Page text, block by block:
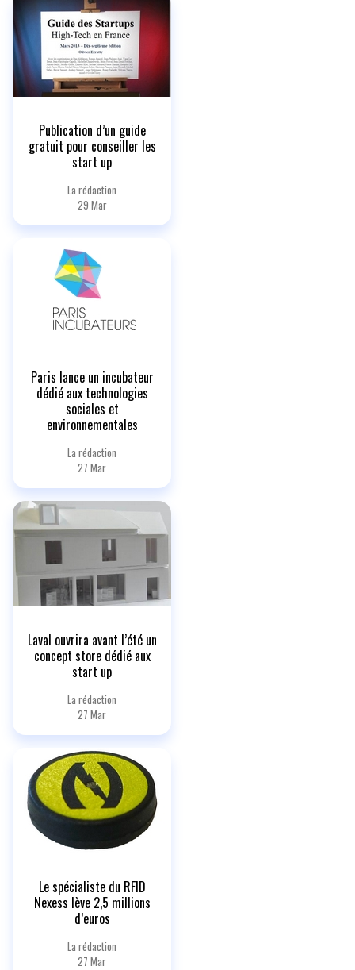
Publication d’un guide
gratuit pour conseiller les
start up
La rédaction
29 Mar
Paris lance un incubateur
dédié aux technologies
sociales et
environnementales
La rédaction
27 Mar
Laval ouvrira avant l’été un
concept store dédié aux
start up
La rédaction
27 Mar
Le spécialiste du RFID
Nexess lève 2,5 millions
d’euros
La rédaction
27 Mar